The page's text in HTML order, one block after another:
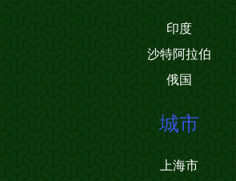
印度
沙特阿拉伯
俄国
城市
上海市